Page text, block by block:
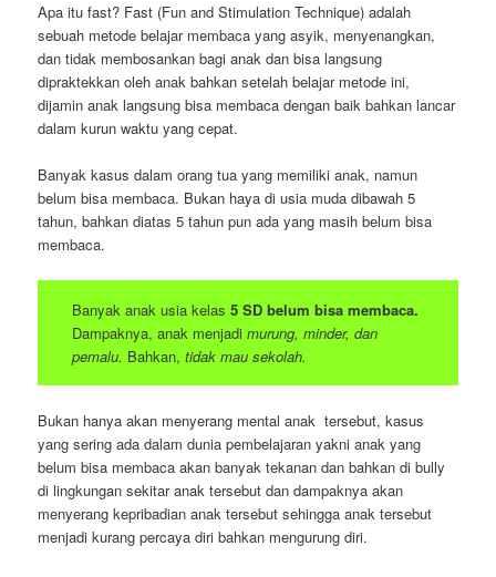
Apa itu fast? Fast (Fun and Stimulation Technique) adalah
sebuah metode belajar membaca yang asyik, menyenangkan,
dan tidak membosankan bagi anak dan bisa langsung
dipraktekkan oleh anak bahkan setelah belajar metode ini,
dijamin anak langsung bisa membaca dengan baik bahkan lancar
dalam kurun waktu yang cepat.
Banyak kasus dalam orang tua yang memiliki anak, namun
belum bisa membaca. Bukan haya di usia muda dibawah 5
tahun, bahkan diatas 5 tahun pun ada yang masih belum bisa
membaca.
Banyak anak usia kelas 5 SD belum bisa membaca.
Dampaknya, anak menjadi murung, minder, dan
pemalu. Bahkan, tidak mau sekolah.
Bukan hanya akan menyerang mental anak tersebut, kasus
yang sering ada dalam dunia pembelajaran yakni anak yang
belum bisa membaca akan banyak tekanan dan bahkan di bully
di lingkungan sekitar anak tersebut dan dampaknya akan
menyerang kepribadian anak tersebut sehingga anak tersebut
menjadi kurang percaya diri bahkan mengurung diri.